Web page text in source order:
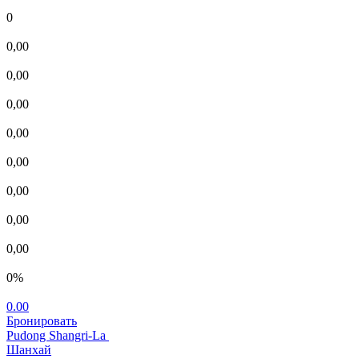
0
0,00
0,00
0,00
0,00
0,00
0,00
0,00
0,00
0%
0.00
Бронировать
Pudong Shangri-La
Шанхай